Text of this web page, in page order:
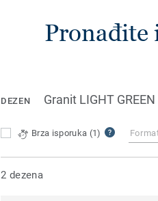
Pronađite
DEZEN Granit LIGHT
Brza isporuka (1)
2 dezena